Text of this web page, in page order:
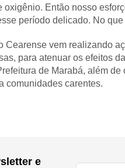
oxigênio. Então nosso
período delicado. No
Cearense vem realizando
para atenuar os efeitos
de Marabá, além
comunidades carentes.
e